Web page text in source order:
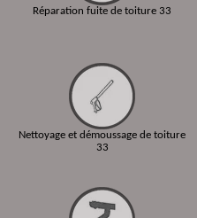
Réparation fuite de toiture 33
Nettoyage et démoussage de toiture
33